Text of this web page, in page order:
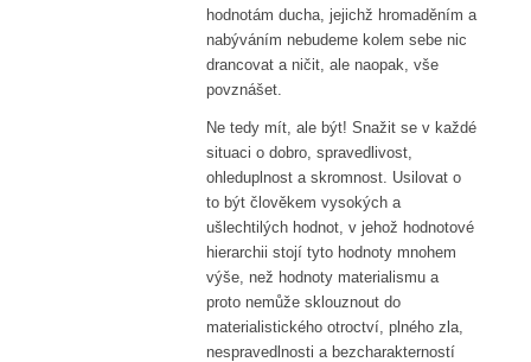
hodnotám ducha, jejichž hromaděním a
nabýváním nebudeme kolem sebe nic
drancovat a ničit, ale naopak, vše
povznášet.
Ne tedy mít, ale být! Snažit se v každé
situaci o dobro, spravedlivost,
ohleduplnost a skromnost. Usilovat o
to být člověkem vysokých a
ušlechtilých hodnot, v jehož hodnotové
hierarchii stojí tyto hodnoty mnohem
výše, než hodnoty materialismu a
proto nemůže sklouznout do
materialistického otroctví, plného zla,
nespravedlnosti a bezcharakterností